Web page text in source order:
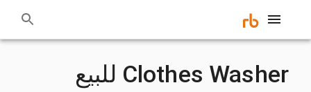
Clothes Washer للبيع